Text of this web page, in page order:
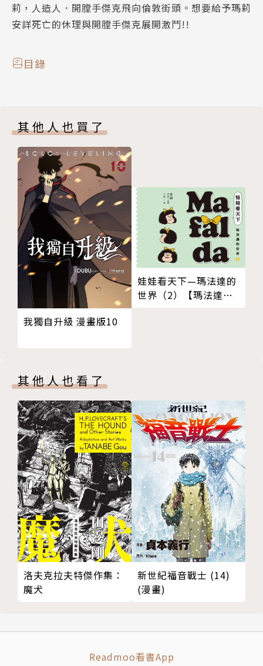
莉，人造人．開膛手傑克飛向倫敦街頭。想要給予瑪莉
安詳死亡的休理與開膛手傑克展開激鬥!!
目錄
其他人也買了
我獨自升級 漫畫版10
娃娃看天下—瑪法達的
世界（2）【瑪法達降
其他人也看了
洛夫克拉夫特傑作集：
魔犬
新世紀福音戰士 (14)
(漫畫)
Readmoo看書App